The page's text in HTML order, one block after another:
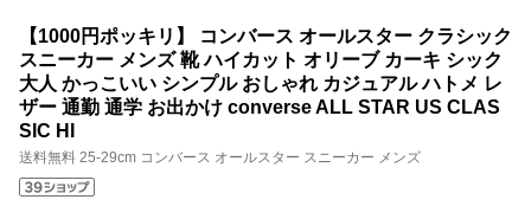
【1000円ポッキリ】 コンバース オールスター クラシック
スニーカー メンズ 靴 ハイカット オリーブ カーキ シック
大人 かっこいい シンプル おしゃれ カジュアル ハトメ レ
ザー 通勤 通学 お出かけ converse ALL STAR US CLAS
SIC HI
送料無料 25-29cm コンバース オールスター スニーカー メンズ